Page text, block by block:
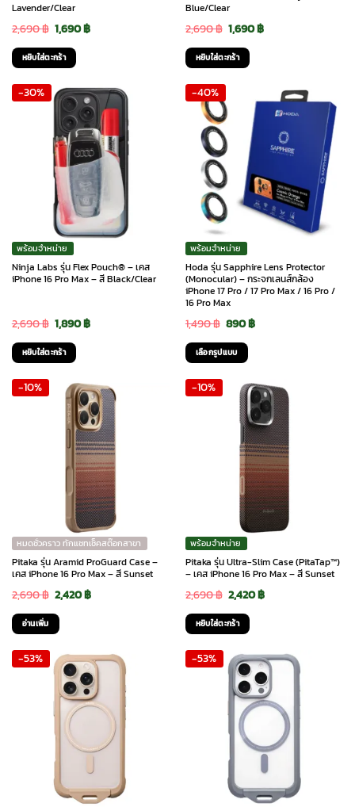
Lavender/Clear
2,690฿ Original
price
was:
2,690 ฿.
1,690฿Current
1,690 ฿.
หยิบใส่ตะกร้า
Blue/Clear
2,690฿ Original
price
was:
1,690฿Current
1,690 ฿.
หยิบใส่ตะกร้า
-30%
พร้อมจำหน่าย
Ninja Labs รุ่น Flex Pouch® – เคส
iPhone 16 Pro Max – สี Black/Clear
2,690฿ Original
price
was:
2,690 ฿.
1,890฿Current
1,890 ฿.
หยิบใส่ตะกร้า
-40%
พร้อมจำหน่าย
Hoda รุ่น Sapphire Lens Protector
(Monocular) – กระจกเลนส์กล้อง
iPhone 17 Pro / 17 Pro Max / 16 Pro /
16 Pro Max
1,490฿ Original
price
was:
1,490 ฿.
890฿Current
890 ฿.
เลือกรูปแบบ
product
chosen
on
the
product
-10%
หมดชั่วคราว ทักแชทเช็คสต๊อกสาขา
Pitaka รุ่น Aramid ProGuard Case –
เคส iPhone 16 Pro Max – สี Sunset
2,690฿ Original
price
was:
2,690 ฿.
2,420฿Current
2,420 ฿.
อ่านเพิ่ม
-10%
พร้อมจำหน่าย
Pitaka รุ่น Ultra-Slim Case (PitaTap™)
– เคส iPhone 16 Pro Max – สี Sunset
2,690฿ Original
price
was:
2,690 ฿.
2,420฿Current
2,420 ฿.
หยิบใส่ตะกร้า
-53% -53%